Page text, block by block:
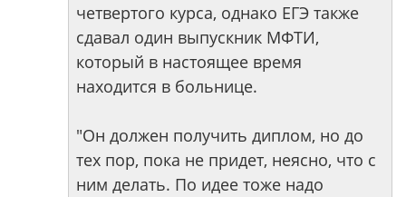
четвертого курса, однако ЕГЭ также
сдавал один выпускник МФТИ,
который в настоящее время
находится в больнице.
"Он должен получить диплом, но до
тех пор, пока не придет, неясно, что с
ним делать. По идее тоже надо